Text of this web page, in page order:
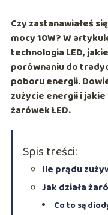
Czy zastanawiałeś
mocy 10W? W
technologia LED,
porównaniu do
poboru energii.
zużycie energii i
żarówek LED.
Spis treści:
Ile prądu
Jak działa
Co to są